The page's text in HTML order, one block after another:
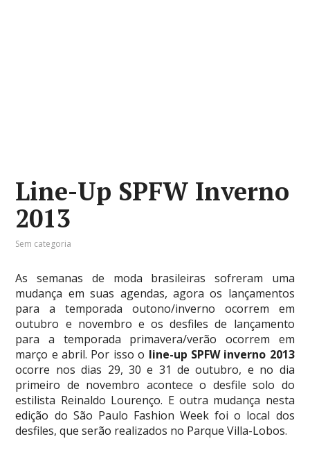
Line-Up SPFW Inverno
2013
Sem categoria
As semanas de moda brasileiras sofreram uma
mudança em suas agendas, agora os lançamentos
para a temporada outono/inverno ocorrem em
outubro e novembro e os desfiles de lançamento
para a temporada primavera/verão ocorrem em
março e abril. Por isso o line-up SPFW inverno 2013
ocorre nos dias 29, 30 e 31 de outubro, e no dia
primeiro de novembro acontece o desfile solo do
estilista Reinaldo Lourenço. E outra mudança nesta
edição do São Paulo Fashion Week foi o local dos
desfiles, que serão realizados no Parque Villa-Lobos.